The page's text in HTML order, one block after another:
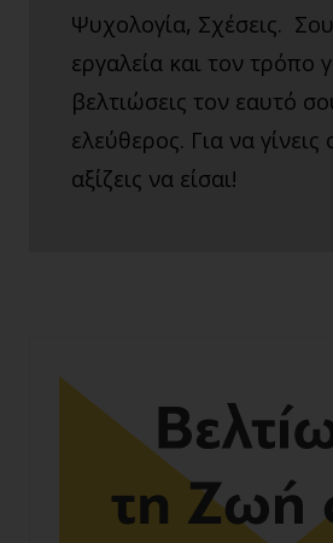
Ψυχολογία, Σχέσεις.
εργαλεία και τον τρόπο
βελτιώσεις τον εαυτό
ελεύθερος. Για να
αξίζεις να είσαι!